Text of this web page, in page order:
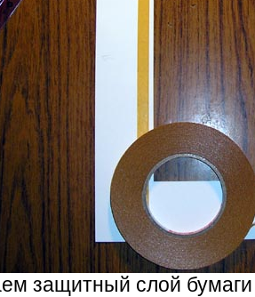
защитный слой бумаги